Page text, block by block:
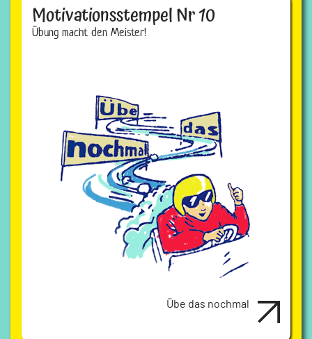
Motivationsstempel Nr 10
Übung macht den Meister!
Übe das nochmal